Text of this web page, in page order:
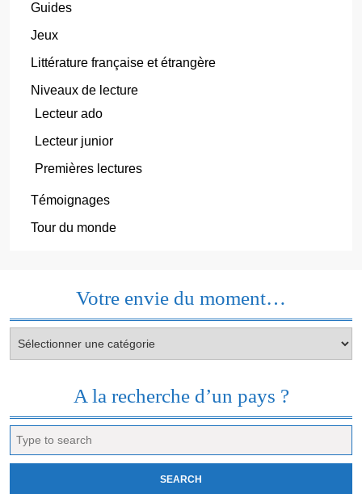
Guides
Jeux
Littérature française et étrangère
Niveaux de lecture
Lecteur ado
Lecteur junior
Premières lectures
Témoignages
Tour du monde
Votre envie du moment…
envie
A la recherche d’un pays ?
for: